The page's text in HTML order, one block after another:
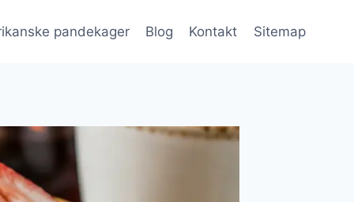
pandekager Blog Kontakt Sitemap